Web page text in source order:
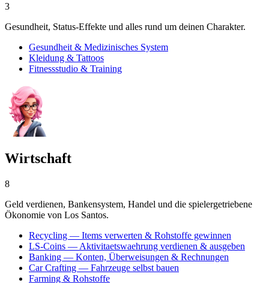
3
Gesundheit, Status-Effekte und alles rund um deinen Charakter.
Gesundheit & Medizinisches System
Kleidung & Tattoos
Fitnessstudio & Training
Wirtschaft
8
Geld verdienen, Bankensystem, Handel und die spielergetriebene
Ökonomie von Los Santos.
Recycling — Items verwerten & Rohstoffe gewinnen
LS-Coins — Aktivitaetswaehrung verdienen & ausgeben
Banking — Konten, Überweisungen & Rechnungen
Car Crafting — Fahrzeuge selbst bauen
Farming & Rohstoffe